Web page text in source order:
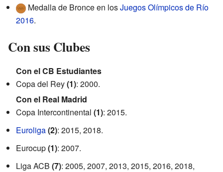
Medalla de Bronce en losJuegos Olímpicos de Río
2016.
Con sus Clubes
Con el CB Estudiantes
Copa del Rey(1): 2000.
Con el Real Madrid
Copa Intercontinental (1): 2015.
Euroliga(2): 2015, 2018.
Eurocup(1): 2007.
Liga ACB (7): 2005, 2007, 2013, 2015, 2016, 2018,